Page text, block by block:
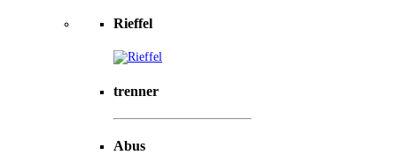
Rieffel
trenner
Abus